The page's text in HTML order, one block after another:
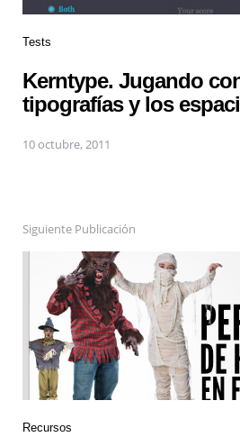
Tests
Kerntype. Jugando
tipografías y los
10 octubre, 2011
Siguiente Publicación
Recursos